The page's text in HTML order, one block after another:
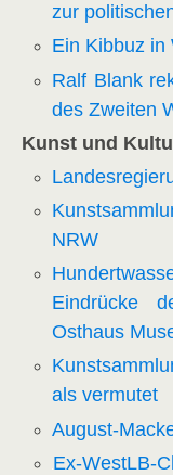
zur
Ein Kibbuz in
Ralf Blank
des Zweiten
Kunst und
NRW
Hundertwa
Eindrücke
Osthaus
als vermutet
August-
Ex-WestLB-